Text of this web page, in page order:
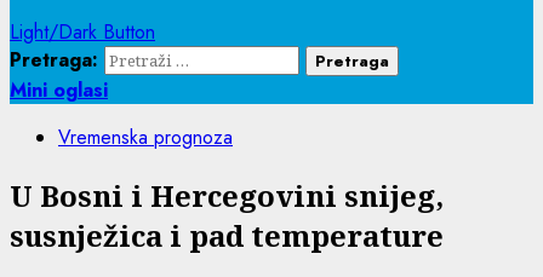
Light/Dark Button
Pretraga:
Mini oglasi
Vremenska prognoza
U Bosni i Hercegovini snijeg,
susnježica i pad temperature